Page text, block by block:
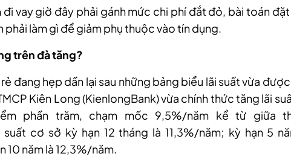
vay giờ đây phải gánh mức chi phí đắt đỏ, bài toán đặt
phải làm gì để giảm phụ thuộc vào tín dụng.
trên đà tăng?
đang hẹp dần lại sau những bảng biểu lãi suất vừa
Kiên Long (KienlongBank)vừa chính thức tăng lãi
phần trăm, chạm mốc 9,5%/năm kể từ giữa
suất cơ sở kỳ hạn 12 tháng là 11,3%/năm; kỳ hạn 5
10 năm là 12,3%/năm.